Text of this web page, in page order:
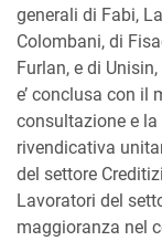
generali di Fabi,
Colombani, di
Furlan, e di
e’ conclusa con il
consultazione e
rivendicativa
del settore
Lavoratori del
maggioranza nel